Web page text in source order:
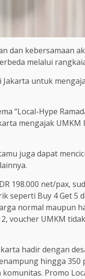
dan kebersamaan
melalui
untuk
“Local-Hype
mengajak
juga dapat
198.000 net/pax,
Buy 4 Get 5
normal maupun
voucher UMKM
hadir dengan
hingga
Promo